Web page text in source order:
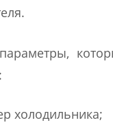
холодильника;